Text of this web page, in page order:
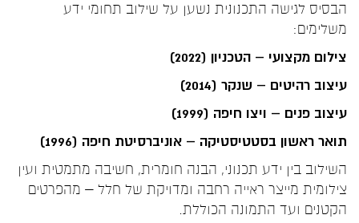
הבסיס לגישה התכנונית נשען על שילוב תחומי ידע
משלימים:
צילום מקצועי – הטכניון (2022)
עיצוב רהיטים – שנקר (2014)
עיצוב פנים – ויצו חיפה (1999)
תואר ראשון בסטטיסטיקה – אוניברסיטת חיפה (1996)
השילוב בין ידע תכנוני, הבנה חומרית, חשיבה מתמטית ועין
צילומית מייצר ראייה רחבה ומדויקת של חלל – מהפרטים
הקטנים ועד התמונה הכוללת.